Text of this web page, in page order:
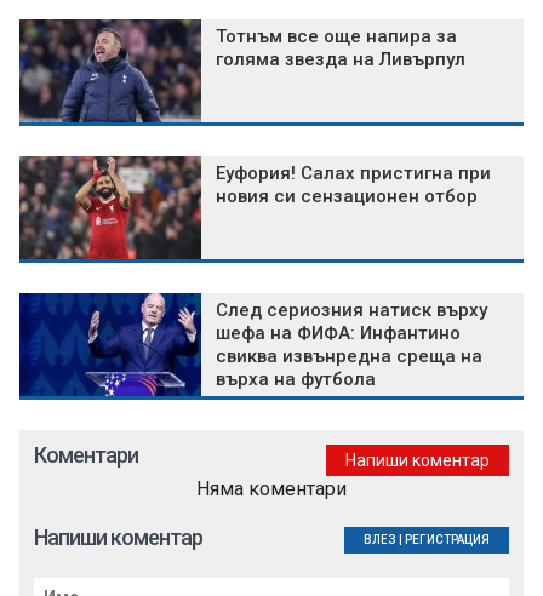
Тотнъм все още напира за
голяма звезда на Ливърпул
Еуфория! Салах пристигна при
новия си сензационен отбор
След сериозния натиск върху
шефа на ФИФА: Инфантино
свиква извънредна среща на
върха на футбола
Коментари Напиши коментар
Няма коментари
Напиши коментар ВЛЕЗ РЕГИСТРАЦИЯ